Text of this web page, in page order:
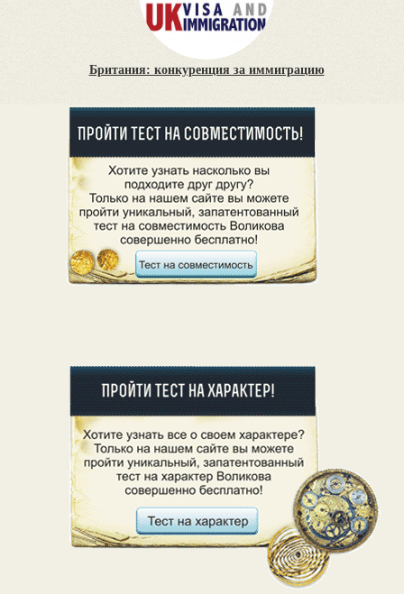
Британия: конкуренция за иммиграцию